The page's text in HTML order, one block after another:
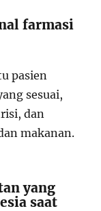
farmasi
pasien
sesuai,
dan
makanan.
yang
saat